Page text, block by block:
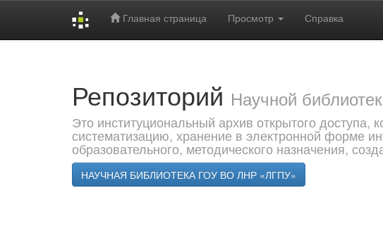
Главная страница Просмотр Справка
Репозиторий Научной
Это институциональный архив открытого доступа,
систематизацию, хранение в электронной форме
образовательного, методического назначения,
НАУЧНАЯ БИБЛИОТЕКА ГОУ ВО ЛНР «ЛГПУ»